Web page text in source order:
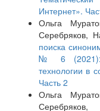
Интернет».
Ольга
Серебряков,
поиска
№ 6 (2021):
технологии в
Часть 2
Ольга